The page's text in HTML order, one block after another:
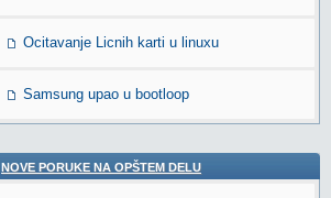
Ocitavanje Licnih karti u linuxu
Samsung upao u bootloop
NOVE PORUKE NA OPŠTEM DELU